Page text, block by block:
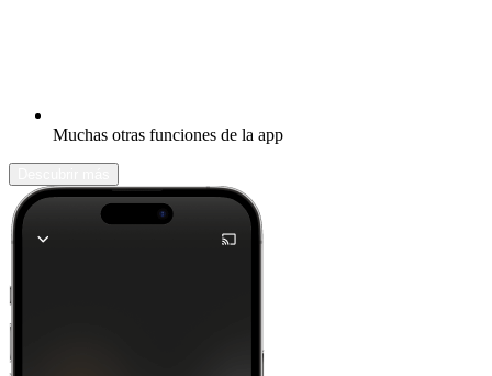
Muchas otras funciones de la app